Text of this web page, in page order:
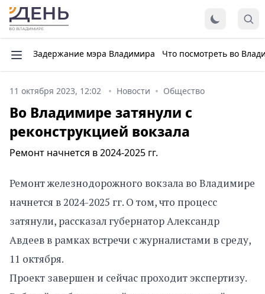
Задержание мэра Владимира Что посмотреть во
11 октября 2023, 12:02 Новости Общество
Во Владимире затянули с
реконструкцией вокзала
Ремонт начнется в 2024-2025 гг.
Ремонт железнодорожного вокзала во Владимире
начнется в 2024-2025 гг. О том, что процесс
затянули, рассказал губернатор Александр
Авдеев в рамках встречи с журналистами в среду,
11 октября.
Проект завершен и сейчас проходит экспертизу.